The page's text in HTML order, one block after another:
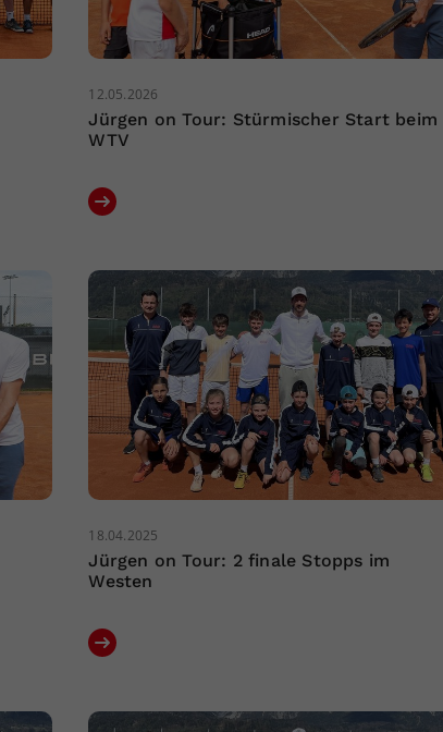
12.05.2026
Jürgen on Tour: Stürmischer Start beim
WTV
18.04.2025
Jürgen on Tour: 2 finale Stopps im
Westen